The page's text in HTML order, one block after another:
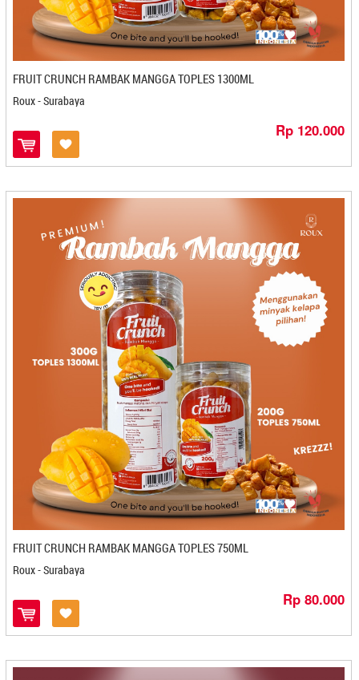
Itik Lado Mudo Ngarai - Padang
Itiyyy Snack - Medan
IUMK Koperasi - Cilegon
Jamilah - Bontang
Jamu Nyonya Rin's - Bandung
Janara - Bontang
Jank Daniels - Bandung
Japung Group - Kediri
Jenang Kudus Mubarok - Semarang
Jims Coffee - Bandar Lampung
Jogja Scrummy - Jogjakarta
Julie Cake - Pangkal Pinang
Kacang Goreng Kebun Jambu - Sibolga
Kacang Jaruk HJ Ati - Banjarbaru
Kacang Madu Dede - Banjarbaru
Kacang Matahari Terbit - Denpasar
Kacang Mete Mbah Darmo - Solo
Kacang Sainggon - Mojokerto
Kacang Sihobuk - Balige
Kacang Tojin Risma - Padang
Kacipo Nisma - Makasar
Kalapa Indung - Bandung
Kamila - Banjarmasin
Kampoeng Kopi Banaran - Semarang
Kampoeng Tjaroeban - Cirebon
Kanung Bakery - Bogor
Karomah - Magelang
Kartika Inti Sejati - Bandung
Karya Bahari - Samarinda
FRUIT CRUNCH RAMBAK MANGGA TOPLES 1300ML
Roux - Surabaya
Rp 120.000
FRUIT CRUNCH RAMBAK MANGGA TOPLES 750ML
Roux - Surabaya
Rp 80.000